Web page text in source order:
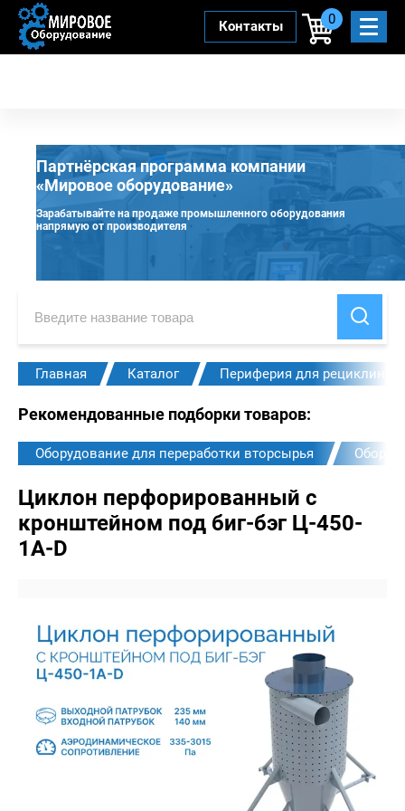
Контакты 0
Партнёрская программа компании
«Мировое оборудование»
Зарабатывайте на продаже промышленного оборудования
напрямую от производителя
Главная Каталог Периферия для рециклинга
Рекомендованные подборки товаров:
Оборудование для переработки вторсырья
Циклон перфорированный с
кронштейном под биг-бэг Ц-450-
1A-D